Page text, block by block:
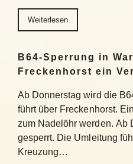
Weiterlesen
B64-Sperrung in
Freckenhorst ein
Ab Donnerstag wird die
führt über Freckenhorst.
zum Nadelöhr werden. Ab
gesperrt. Die Umleitung
Kreuzung…